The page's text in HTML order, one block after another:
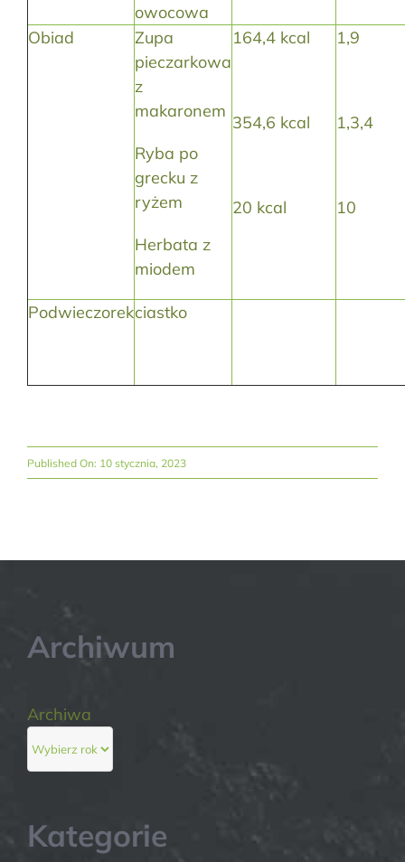
owocowa
Obiad
Zupa
pieczarkowa
z
makaronem
Ryba po
grecku z
ryżem
Herbata z
miodem
164,4 kcal
354,6 kcal
20 kcal
1,9
1,3,4
10
Podwieczorekciastko
Published On: 10 stycznia, 2023
Archiwum
Archiwa
Kategorie